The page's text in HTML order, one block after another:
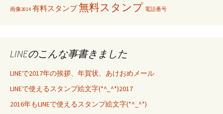
画像2014 有料スタンプ無料スタンプ 電話番号
LINEのこんな事書きました
LINEで2017年の挨拶、年賀状、あけおめメール
LINEで使えるスタンプ絵文字(*^_^*)2017
2016年もLINEで使えるスタンプ絵文字(*^_^*)